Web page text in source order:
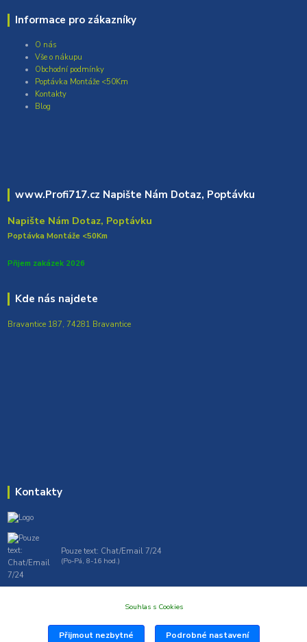
Informace pro zákazníky
O nás
Vše o nákupu
Obchodní podmínky
Poptávka Montáže <50Km
Kontakty
Blog
www.Profi717.cz Napište Nám Dotaz, Poptávku
Napište Nám Dotaz, Poptávku
Poptávka Montáže <50Km
Přijem zakázek 2026
Kde nás najdete
Bravantice 187, 74281 Bravantice
Kontakty
Pouze text: Chat/Email 7/24
(Po-Pá, 8-16 hod.)
Souhlas s Cookies
Přijmout nezbytné Podrobné nastavení